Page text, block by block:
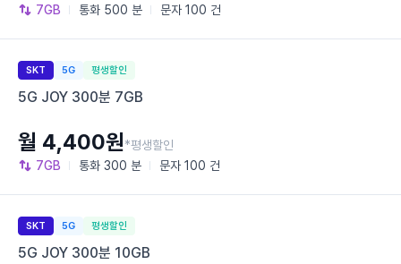
7GB 통화 500 분 문자 100 건
SKT 5G 평생할인
5G JOY 300분 7GB
7GB 통화 300 분 문자 100 건
월 4,400원*평생할인
SKT 5G 평생할인
5G JOY 300분 10GB